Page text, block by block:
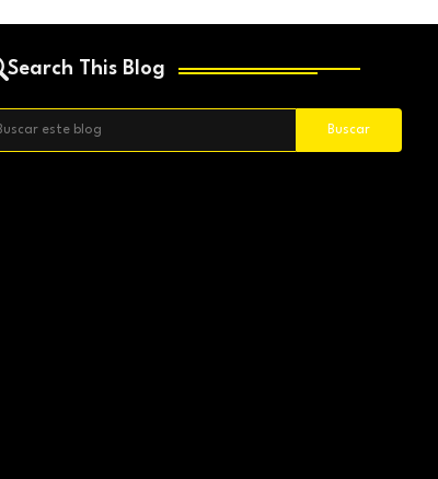
Search This Blog